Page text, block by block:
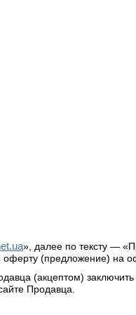
», далее по тексту —
(предложение) на
(акцептом)
Продавца.